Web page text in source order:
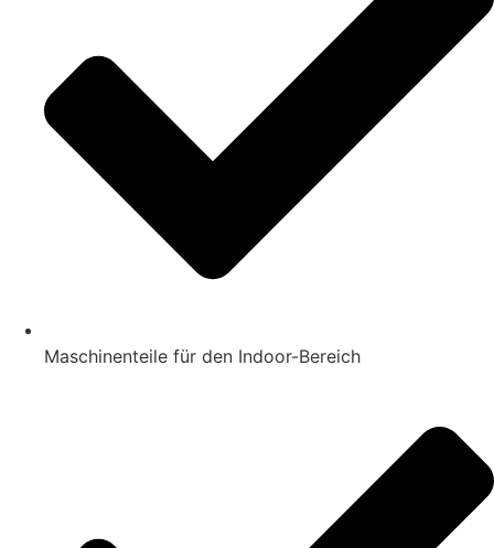
Maschinenteile für den Indoor-Bereich